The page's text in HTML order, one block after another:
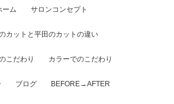
ーム サロンコンセプト
カットと平田のカットの違い
こだわり カラーでのこだわり
ブログ BEFORE→AFTER